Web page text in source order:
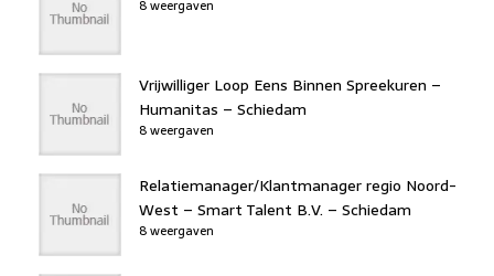
8 weergaven
Vrijwilliger Loop Eens Binnen Spreekuren –
Humanitas – Schiedam
8 weergaven
Relatiemanager/Klantmanager regio Noord-
West – Smart Talent B.V. – Schiedam
8 weergaven